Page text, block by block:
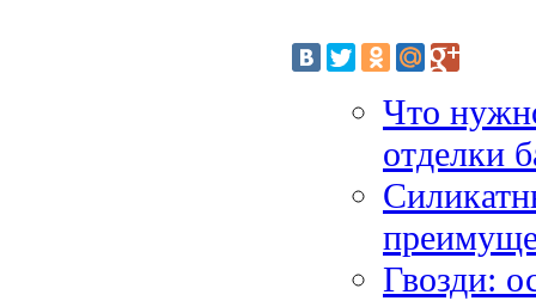
Что
отделки
Гвозди: